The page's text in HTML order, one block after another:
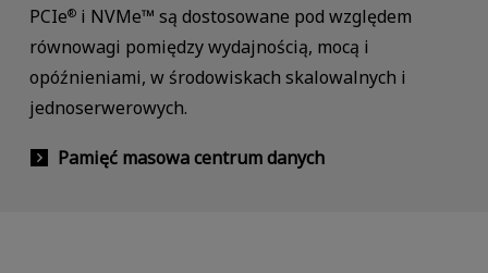
PCIe®i NVMe™ są dostosowane pod względem
równowagi pomiędzy wydajnością, mocą i
opóźnieniami, w środowiskach skalowalnych i
jednoserwerowych.
Pamięć masowa centrum danych